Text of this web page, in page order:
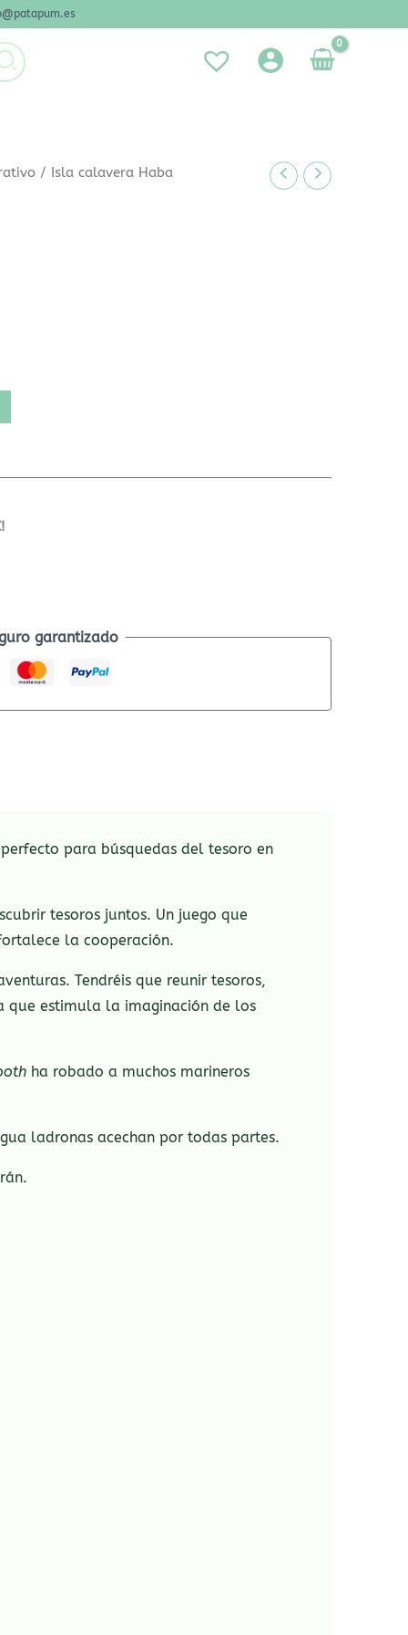
/ Isla calavera Haba
garantizado
para búsquedas del tesoro en
tesoros juntos. Un juego que
la cooperación.
Tendréis que reunir tesoros,
que estimula la imaginación de los
ha robado a muchos marineros
ladronas acechan por todas partes.